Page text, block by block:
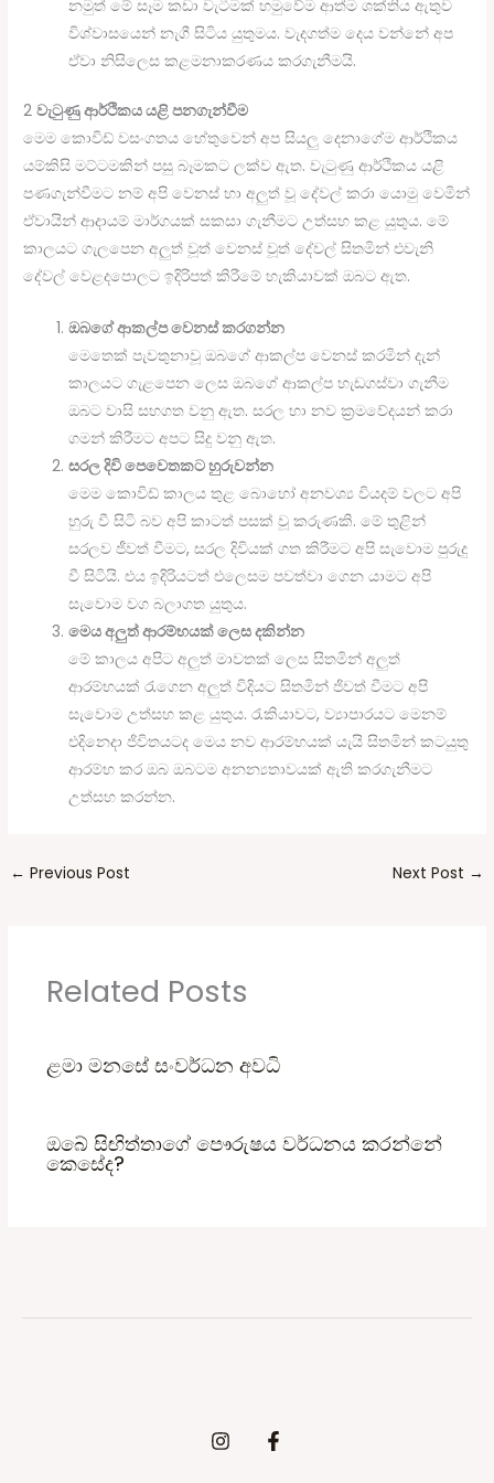
නමුත් මේ සෑම කඩා වැටීමක් හමුවේම ආත්ම ශක්තිය ඇතුව
විශ්වාසයෙන් නැගී සිටිය යුතුමය. වැදගත්ම දෙය වන්නේ අප
ඒවා නිසිලෙස කළමනාකරණය කරගැනීමයි.
2වැටුණු ආර්ථිකය යළි පනගැන්වීම
මෙම කොවිඩ් වසංගතය හේතුවෙන් අප සියලු දෙනාගේම ආර්ථිකය
යම්කිසි මට්ටමකින් පසු බෑමකට ලක්ව ඇත. වැටුණු ආර්ථිකය යළි
පණගැන්වීමට නම් අපි වෙනස් හා අලුත් වූ දේවල් කරා යොමු වෙමින්
ඒවායින් ආදායම් මාර්ගයක් සකසා ගැනීමට උත්සහ කළ යුතුය. මේ
කාලයට ගැලපෙන අලුත් වූත් වෙනස් වූත් දේවල් සිතමින් එවැනි
දේවල් වෙළදපොලට ඉදිරිපත් කිරීමේ හැකියාවක් ඔබට ඇත.
ඔබගේ ආකල්ප වෙනස් කරගන්න
මෙතෙක් පැවතුනාවූ ඔබගේ ආකල්ප වෙනස් කරමින් දැන්
කාලයට ගැළපෙන ලෙස ඔබගේ ආකල්ප හැඩගස්වා ගැනීම
ඔබට වාසි සහගත වනු ඇත. සරල හා නව ක්‍රමවේදයන් කරා
ගමන් කිරීමට අපට සිදු වනු ඇත.
සරල දිවි පෙවෙතකට හුරුවන්න
මෙම කොවිඩ් කාලය තුළ බොහෝ අනවශ්‍ය වියදම් වලට අපි
හුරු වී සිටි බව අපි කාටත් පසක් වූ කරුණකි. මේ තුළින්
සරලව ජීවත් වීමට, සරල දිවියක් ගත කිරීමට අපි සැවොම පුරුදු
වී සිටියි. එය ඉදිරියටත් එලෙසම පවත්වා ගෙන යාමට අපි
සැවොම වග බලාගත යුතුය.
මෙය අලුත් ආරම්භයක් ලෙස දකින්න
මේ කාලය අපිට අලුත් මාවතක් ලෙස සිතමින් අලුත්
ආරම්භයක් රැගෙන අලුත් විදියට සිතමින් ජිවත් වීමට අපි
සැවොම උත්සහ කළ යුතුය. රැකියාවට, ව්‍යාපාරයට මෙනම්
එදිනෙදා ජිවිතයටද මෙය නව ආරම්භයක් යැයි සිතමින් කටයුතු
ආරම්භ කර ඔබ ඔබටම අනන්‍යතාවයක් ඇති කරගැනීමට
උත්සහ කරන්න.
← Previous Post Next Post →
Related Posts
ළමා මනසේ සංවර්ධන අවධි
ඔබේ සිඟිත්තාගේ පෞරුෂය වර්ධනය කරන්නේ
කෙසේද?